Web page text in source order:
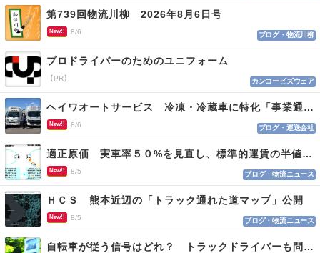
第739回物流川柳 2026年8月6日号
New!! 8/6 ブログ・物流川柳
プロドライバーのためのユニフォーム
【PR】 カンコービズウェア
ヘイワオートサービス 冷凍・冷蔵車に特化「事業通じ貢献目指す」
New!! 8/6 ブログ・運送会社
適正原価 実車率５０%を見直し、標準的運賃の半値の恐れも
New!! 8/5 ブログ・物流ニュース
ＨＣＳ 熊本近辺の「トラック通れた道マップ」公開
New!! 8/5 ブログ・物流ニュース
自転車が従う信号はどれ？ トラックドライバーも問われる認識